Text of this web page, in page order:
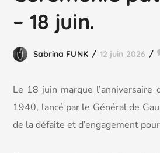
– 18 juin.
Sabrina FUNK 12 juin 2026
Le 18 juin marque l’anniversaire
1940, lancé par le Général de
de la défaite et d’engagement